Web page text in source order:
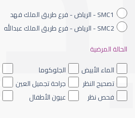
ضعف نظر العين اليسرى
SMC1 - الرياض - فرع طريق الملك فهد
SMC2 - الرياض - فرع طريق الملك عبدالله
الحالة المرضية
الماء الأبيض
الجلوكوما
تصحيح النظر
جراحة تجميل العين
فحص نظر
عيون الأطفال